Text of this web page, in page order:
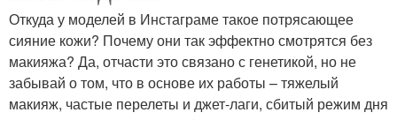
Откуда у моделей в Инстаграме такое потрясающее
сияние кожи? Почему они так эффектно смотрятся без
макияжа? Да, отчасти это связано с генетикой, но не
забывай о том, что в основе их работы – тяжелый
макияж, частые перелеты и джет-лаги, сбитый режим дня